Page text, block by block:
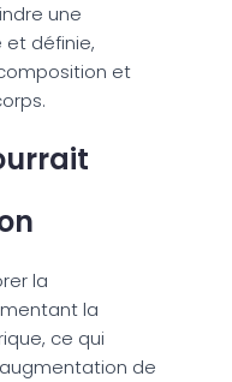
une
et définie,
et
la
la
ce qui
de